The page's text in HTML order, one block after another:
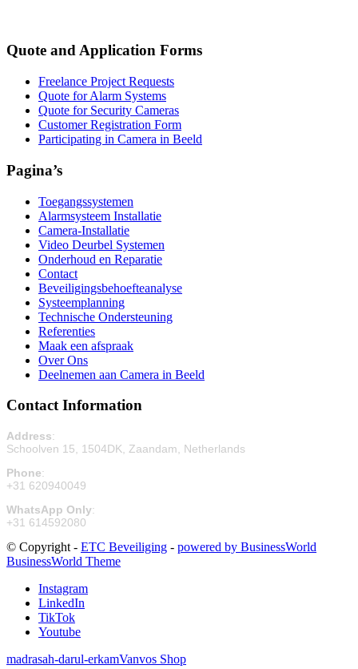
Quote and Application Forms
Freelance Project Requests
Quote for Alarm Systems
Quote for Security Cameras
Customer Registration Form
Participating in Camera in Beeld
Pagina’s
Toegangssystemen
Alarmsysteem Installatie
Camera-Installatie
Video Deurbel Systemen
Onderhoud en Reparatie
Contact
Beveiligingsbehoefteanalyse
Systeemplanning
Technische Ondersteuning
Referenties
Maak een afspraak
Over Ons
Deelnemen aan Camera in Beeld
Contact Information
Address:
Schoolven 15, 1504DK, Zaandam, Netherlands
Phone:
+31 620940049
WhatsApp Only:
+31 614592080
© Copyright - ETC Beveiliging - powered by BusinessWorld
BusinessWorld Theme
Instagram
LinkedIn
TikTok
Youtube
madrasah-darul-erkamVanvos Shop